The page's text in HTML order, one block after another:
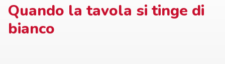
Quando la tavola si tinge di
bianco